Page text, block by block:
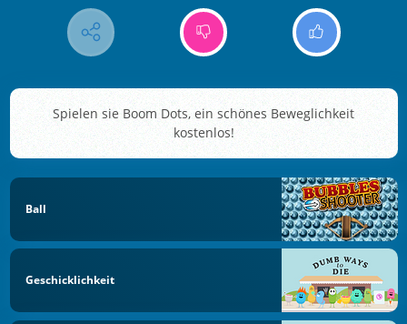
Spielen sie Boom Dots, ein schönes Beweglichkeit
kostenlos!
Ball
Geschicklichkeit